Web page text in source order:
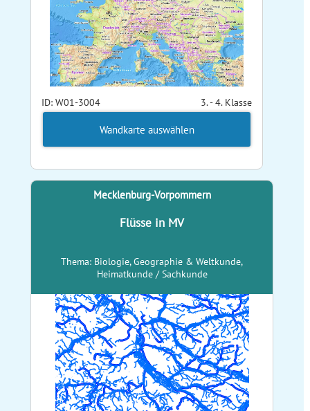
ID: W01-3004 3. - 4. Klasse
Wandkarte auswählen
Mecklenburg-Vorpommern
Flüsse in MV
Thema: Biologie, Geographie & Weltkunde,
Heimatkunde / Sachkunde